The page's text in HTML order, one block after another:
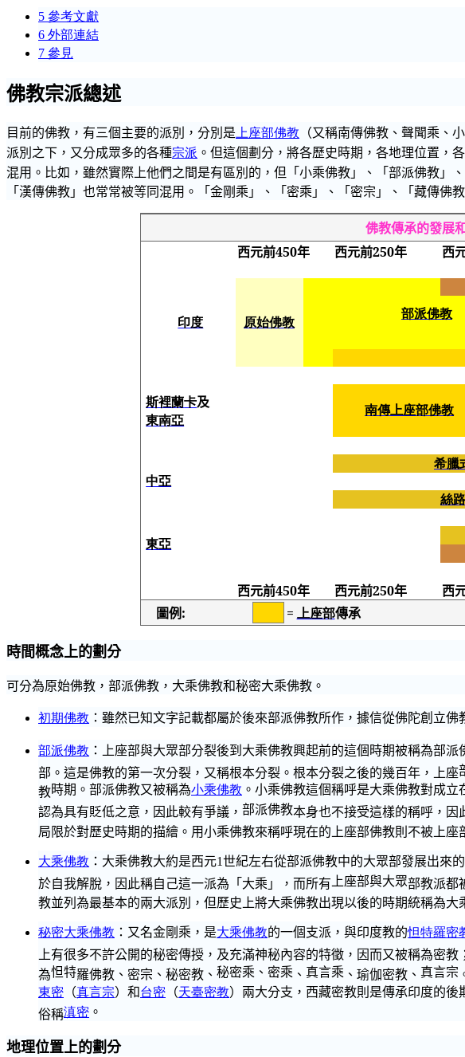
5 參考文獻
6 外部連結
7 參見
佛教宗派總述
目前的佛教，有三個主要的派別，分別是上座部佛教 （又稱南傳佛教、聲聞乘、
派別之下，又分成眾多的各種宗派 。但這個劃分，將各歷史時期，各地理位置，各
混用。 比如， 雖然實際上他們之間是有區別的，但「小乘佛教」、「部派佛教」
「漢傳佛教」也常常被等同混用。「金剛乘」、「密乘 」、「密宗」、「藏傳佛
佛教傳承的發展
西元前450年 西元前250年 西
印度 原始佛教 部派佛教
斯裡蘭卡及
東南亞
南傳上座部佛教
中亞
希臘
絲
東亞
西元前450年 西元前250年 西
圖例: = 上座部傳承
時間概念上的劃分
可分為原始佛教， 部派佛教 ，大乘佛教和秘密大乘佛教。
初期佛教 ：雖然已知文字記載都屬於後來部派佛教所作，據信從佛陀創立佛
部派佛教 ： 上座部與大眾部分裂後到大乘佛教興起前的這個時期被稱為部派
部。這是佛教的第一次分裂，又稱根本分裂。根本分裂之後的幾百年，上座
教時期。 部派佛教又被稱為小乘佛教 。小乘佛教這個稱呼是大乘佛教對成立
認為具有貶低之意，因此較有爭議， 部派佛教本身也不接受這樣的稱呼，因
局限於對歷史時期的描繪。用小乘佛教來稱呼現在的上座部佛教則不被上座
大乘佛教 ：大乘佛教大約是西元1世紀左右從部派佛教中的大眾部發展出來的
於自我解脫，因此稱自己這一派為「大乘」，而所有上座部與大眾部教派都
教並列為最基本的兩大派別，但歷史上將大乘佛教出現以後的時期統稱為大
秘密大乘佛教 ：又名金剛乘，是大乘佛教的一個支派，與印度教的怛特羅密
上有很多不許公開的秘密傳授，及充滿神秘內容的特徵，因而又被稱為密教
為怛特羅佛教、密宗、秘密教、 秘密乘、密乘 、 真言乘 、瑜伽密教、 真言宗
東密 （真言宗）和台密 （天臺密教）兩大分支，西藏密教則是傳承印度的後
俗稱滇密 。
地理位置上的劃分